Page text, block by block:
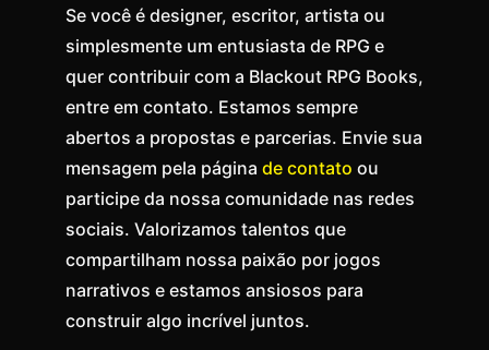
Se você é designer, escritor, artista ou
simplesmente um entusiasta de RPG e
quer contribuir com a Blackout RPG Books,
entre em contato. Estamos sempre
abertos a propostas e parcerias. Envie sua
mensagem pela página de contato ou
participe da nossa comunidade nas redes
sociais. Valorizamos talentos que
compartilham nossa paixão por jogos
narrativos e estamos ansiosos para
construir algo incrível juntos.